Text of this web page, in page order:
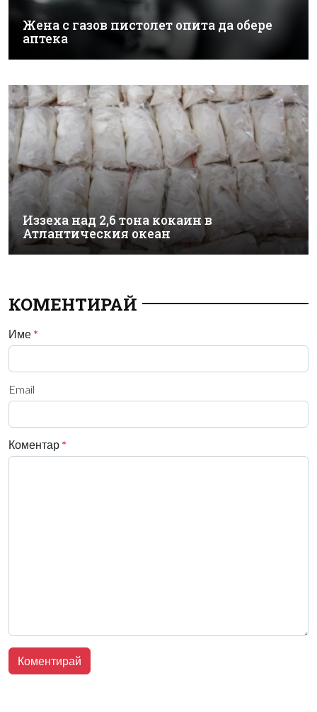
Жена с газов пистолет опита да обере
аптека
Иззеха над 2,6 тона кокаин в
Атлантическия океан
КОМЕНТИРАЙ
Име *
Email
Коментар *